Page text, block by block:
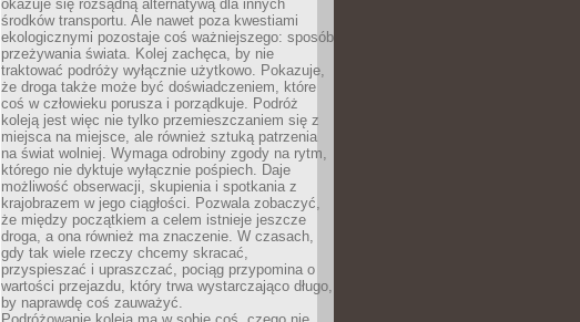
okazuje się rozsądną alternatywą dla innych
środków transportu. Ale nawet poza kwestiami
ekologicznymi pozostaje coś ważniejszego: sposób
przeżywania świata. Kolej zachęca, by nie
traktować podróży wyłącznie użytkowo. Pokazuje,
że droga także może być doświadczeniem, które
coś w człowieku porusza i porządkuje. Podróż
koleją jest więc nie tylko przemieszczaniem się z
miejsca na miejsce, ale również sztuką patrzenia
na świat wolniej. Wymaga odrobiny zgody na rytm,
którego nie dyktuje wyłącznie pośpiech. Daje
możliwość obserwacji, skupienia i spotkania z
krajobrazem w jego ciągłości. Pozwala zobaczyć,
że między początkiem a celem istnieje jeszcze
droga, a ona również ma znaczenie. W czasach,
gdy tak wiele rzeczy chcemy skracać,
przyspieszać i upraszczać, pociąg przypomina o
wartości przejazdu, który trwa wystarczająco długo,
by naprawdę coś zauważyć.